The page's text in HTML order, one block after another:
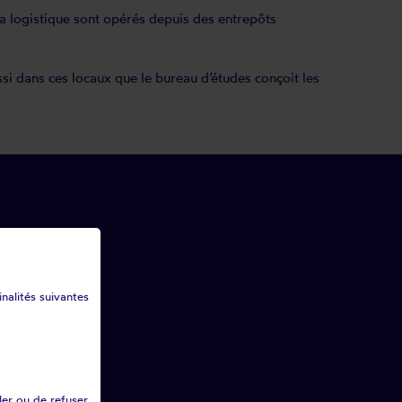
logistique sont opérés depuis des entrepôts
dans ces locaux que le bureau d’études conçoit les
suivantes